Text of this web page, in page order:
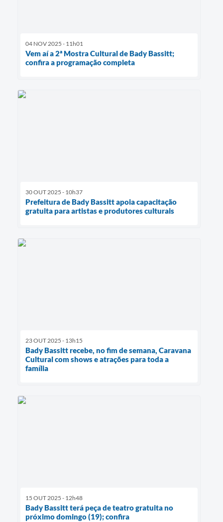
04 NOV 2025 - 11h01
Vem aí a 2ª Mostra Cultural de Bady Bassitt;
confira a programação completa
30 OUT 2025 - 10h37
Prefeitura de Bady Bassitt apoia capacitação
gratuita para artistas e produtores culturais
23 OUT 2025 - 13h15
Bady Bassitt recebe, no fim de semana, Caravana
Cultural com shows e atrações para toda a
família
15 OUT 2025 - 12h48
Bady Bassitt terá peça de teatro gratuita no
próximo domingo (19); confira